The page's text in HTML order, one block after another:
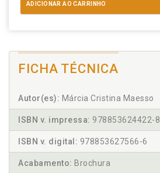
ADICIONAR AO CARRINHO
FICHA TÉCNICA
Autor(es): Márcia Cristina Maesso
ISBN v. impressa: 978853624422-8
ISBN v. digital: 978853627566-6
Acabamento: Brochura